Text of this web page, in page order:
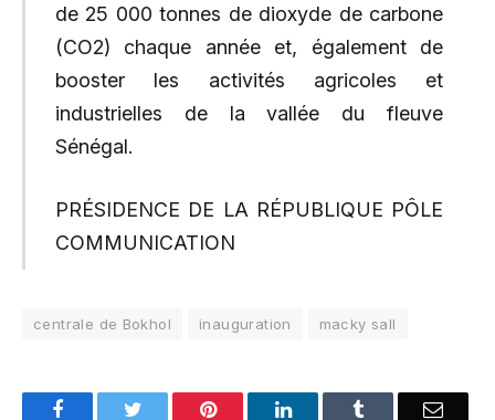
de 25 000 tonnes de dioxyde de carbone
(CO2) chaque année et, également de
booster les activités agricoles et
industrielles de la vallée du fleuve
Sénégal.
PRÉSIDENCE DE LA RÉPUBLIQUE PÔLE
COMMUNICATION
centrale de Bokhol inauguration macky sall
FacebookTwitter Pinterest LinkedInTumblr Email